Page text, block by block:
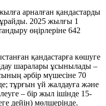
арналған қандастарды
2025 жылғы 1
өңірлеріне 642
қандастарға көшуге
шаралары ұсынылады –
әрбір мүшесіне 70
тұрғын үй жалдауға және
– бір жыл ішінде 15-
дейін) мөлшерінде.